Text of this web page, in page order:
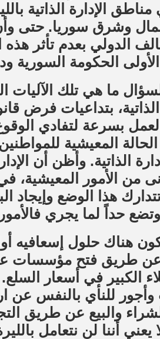
الإدارة الذاتية
وشرق سوريا. حتى وأن
الدولي بعدم تأثر
الحكومة السورية
ما هي تلك الآليات
بتداعيات فرض
العمل بسرعة لتفادي
المعيشية
الذاتية. وأظن أن
من الأمور
هذا الوضع وإيجاد
حداً لما يجري
هناك حلول إسعافيه
عن طريق فتح مؤسسات
الكبير في أسعار
وأجور للنأي بالنفس
والبيع عن طريق
يعني أننا لن نتعامل